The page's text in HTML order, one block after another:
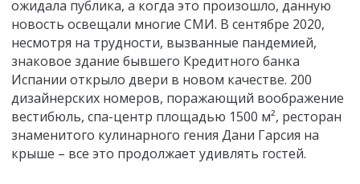
ожидала публика, а когда это произошло, данную
новость освещали многие СМИ. В сентябре 2020,
несмотря на трудности, вызванные пандемией,
знаковое здание бывшего Кредитного банка
Испании открыло двери в новом качестве. 200
дизайнерских номеров, поражающий воображение
вестибюль, спа-центр площадью 1500 м², ресторан
знаменитого кулинарного гения Дани Гарсия на
крыше – все это продолжает удивлять гостей.